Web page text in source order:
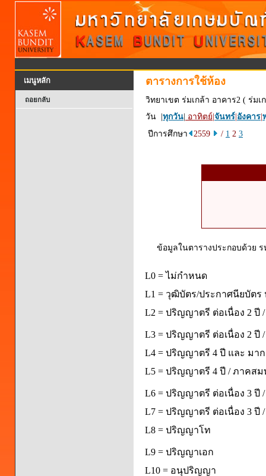
เมนูหลัก
ถอยกลับ
ตารางการใช้ห้อง
วิทยาเขต ร่มเกล้า อาคาร2 ( ร่มเ
วัน | ทุกวัน อาทิตย์ จันทร์ อังคาร
ปีการศึกษา
2559 / 1 2 3
ข้อมูลในตารางประกอบด้วย
L0 = ไม่กำหนด
L1 = วุฒิบัตร/ประกาศนียบัตร
L2 = ปริญญาตรี ต่อเนื่อง 2 ปี
L3 = ปริญญาตรี ต่อเนื่อง 2 ปี
L4 = ปริญญาตรี 4 ปี และ มา
L5 = ปริญญาตรี 4 ปี / ภาคส
L6 = ปริญญาตรี ต่อเนื่อง 3 ปี
L7 = ปริญญาตรี ต่อเนื่อง 3 ปี
L8 = ปริญญาโท
L9 = ปริญญาเอก
L10 = อนุปริญญา